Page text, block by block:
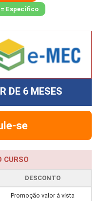
= Específico
DE 6 MESES
se
CURSO
DESCONTO
Promoção valor à vista